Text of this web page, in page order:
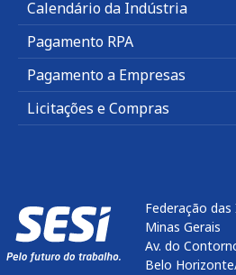
Calendário da Indústria
Pagamento RPA
Pagamento a Empresas
Licitações e Compras
Federação
Minas Gerais
Av. do
Belo